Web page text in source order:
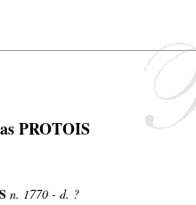
PROTOIS
n. 1770 - d. ?